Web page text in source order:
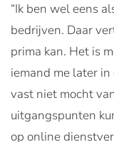
“Ik ben wel eens
bedrijven. Daar
prima kan. Het is
iemand me later
vast niet mocht
uitgangspunten
op online